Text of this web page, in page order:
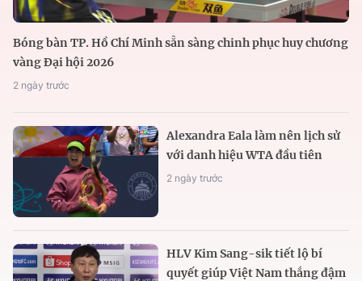
Bóng bàn TP. Hồ Chí Minh sẵn sàng chinh phục huy chương
vàng Đại hội 2026
2 ngày trước
Alexandra Eala làm nên lịch sử
với danh hiệu WTA đầu tiên
2 ngày trước
HLV Kim Sang-sik tiết lộ bí
quyết giúp Việt Nam thắng đậm